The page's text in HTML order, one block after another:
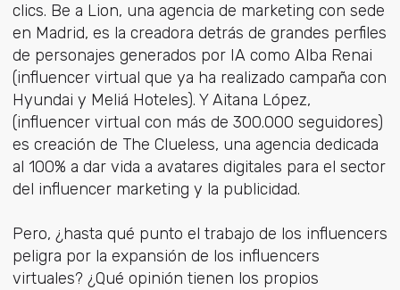
clics. Be a Lion, una agencia de marketing con sede
en Madrid, es la creadora detrás de grandes perfiles
de personajes generados por IA como Alba Renai
(influencer virtual que ya ha realizado campaña con
Hyundai y Meliá Hoteles). Y Aitana López,
(influencer virtual con más de 300.000 seguidores)
es creación de The Clueless, una agencia dedicada
al 100% a dar vida a avatares digitales para el sector
del influencer marketing y la publicidad.
Pero, ¿hasta qué punto el trabajo de los influencers
peligra por la expansión de los influencers
virtuales? ¿Qué opinión tienen los propios